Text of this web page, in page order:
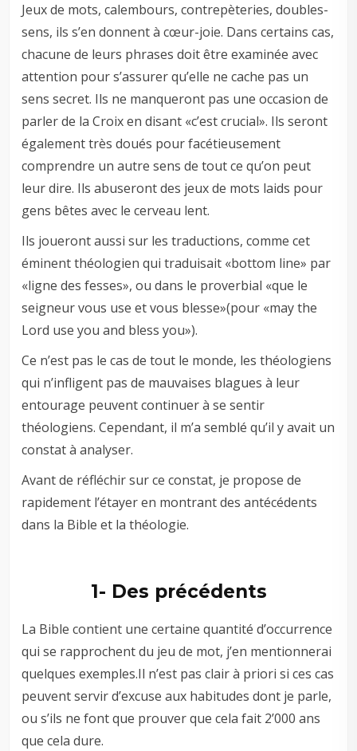
Jeux de mots, calembours, contrepèteries, doubles-
sens, ils s’en donnent à cœur-joie. Dans certains cas,
chacune de leurs phrases doit être examinée avec
attention pour s’assurer qu’elle ne cache pas un
sens secret. Ils ne manqueront pas une occasion de
parler de la Croix en disant «c’est crucial». Ils seront
également très doués pour facétieusement
comprendre un autre sens de tout ce qu’on peut
leur dire. Ils abuseront des jeux de mots laids pour
gens bêtes avec le cerveau lent.
Ils joueront aussi sur les traductions, comme cet
éminent théologien qui traduisait «bottom line» par
«ligne des fesses», ou dans le proverbial «que le
seigneur vous use et vous blesse»(pour «may the
Lord use you and bless you»).
Ce n’est pas le cas de tout le monde, les théologiens
qui n’infligent pas de mauvaises blagues à leur
entourage peuvent continuer à se sentir
théologiens. Cependant, il m’a semblé qu’il y avait un
constat à analyser.
Avant de réfléchir sur ce constat, je propose de
rapidement l’étayer en montrant des antécédents
dans la Bible et la théologie.
1- Des précédents
La Bible contient une certaine quantité d’occurrence
qui se rapprochent du jeu de mot, j’en mentionnerai
quelques exemples.Il n’est pas clair à priori si ces cas
peuvent servir d’excuse aux habitudes dont je parle,
ou s’ils ne font que prouver que cela fait 2’000 ans
que cela dure.